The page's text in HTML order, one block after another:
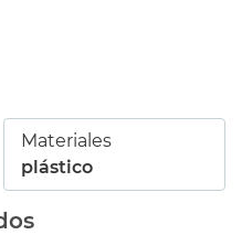
Materiales
plástico